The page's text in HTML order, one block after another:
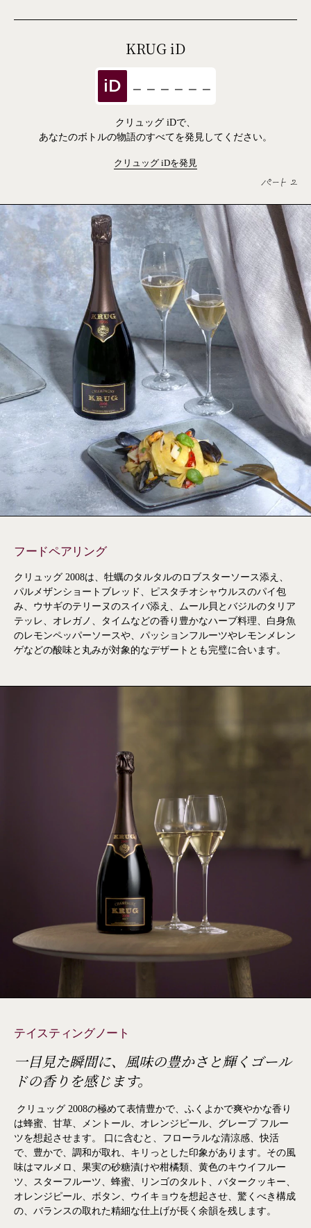
KRUGiD
iD
クリュッグ iDで、
あなたのボトルの物語のすべてを発見してください。
クリュッグ iDを発見
パート 2
フードペアリング
クリュッグ 2008は、牡蠣のタルタルのロブスターソース添え、
パルメザンショートブレッド、ピスタチオシャウルスのパイ包
み、ウサギのテリーヌのスイバ添え、ムール貝とバジルのタリア
テッレ、オレガノ、タイムなどの香り豊かなハーブ料理、白身魚
のレモンペッパーソースや、パッションフルーツやレモンメレン
ゲなどの酸味と丸みが対象的なデザートとも完璧に合います。
テイスティングノート
一目見た瞬間に、風味の豊かさと輝くゴール
ドの香りを感じます。
クリュッグ 2008の極めて表情豊かで、ふくよかで爽やかな香り
は蜂蜜、甘草、メントール、オレンジピール、グレープ フルー
ツを想起させます。 口に含むと、フローラルな清涼感、快活
で、豊かで、調和が取れ、キリっとした印象があります。その風
味はマルメロ、果実の砂糖漬けや柑橘類、黄色のキウイフルー
ツ、スターフルーツ、蜂蜜、リンゴのタルト、バタークッキー、
オレンジピール、ボタン、ウイキョウを想起させ、驚くべき構成
の、バランスの取れた精細な仕上げが長く余韻を残します。